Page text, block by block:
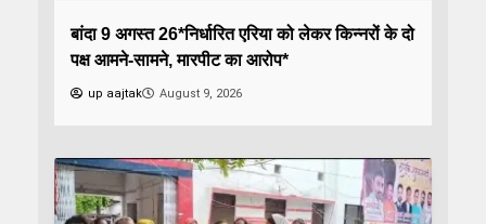
बांदा 9 अगस्त 26*निर्धारित एरिया को लेकर किन्नरों के दो
पक्ष आमने-सामने, मारपीट का आरोप*
up aajtak August 9, 2026